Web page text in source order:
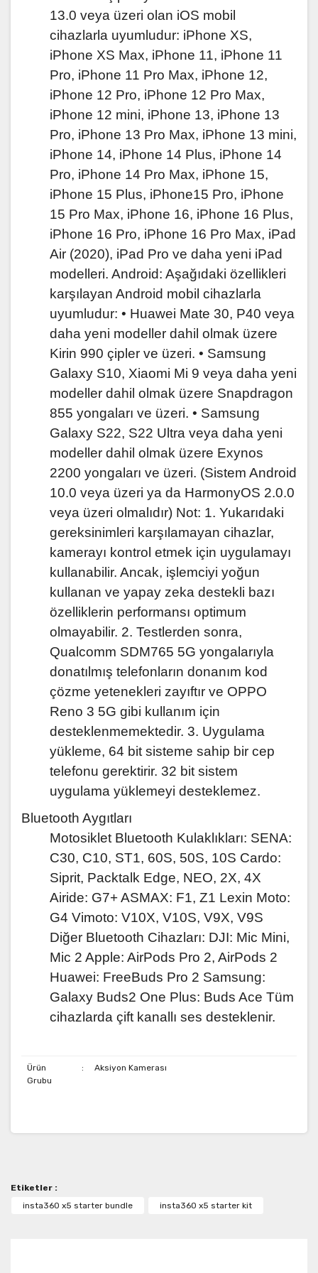
13.0 veya üzeri olan iOS mobil
cihazlarla uyumludur: iPhone XS,
iPhone XS Max, iPhone 11, iPhone 11
Pro, iPhone 11 Pro Max, iPhone 12,
iPhone 12 Pro, iPhone 12 Pro Max,
iPhone 12 mini, iPhone 13, iPhone 13
Pro, iPhone 13 Pro Max, iPhone 13 mini,
iPhone 14, iPhone 14 Plus, iPhone 14
Pro, iPhone 14 Pro Max, iPhone 15,
iPhone 15 Plus, iPhone15 Pro, iPhone
15 Pro Max, iPhone 16, iPhone 16 Plus,
iPhone 16 Pro, iPhone 16 Pro Max, iPad
Air (2020), iPad Pro ve daha yeni iPad
modelleri. Android: Aşağıdaki özellikleri
karşılayan Android mobil cihazlarla
uyumludur: • Huawei Mate 30, P40 veya
daha yeni modeller dahil olmak üzere
Kirin 990 çipler ve üzeri. • Samsung
Galaxy S10, Xiaomi Mi 9 veya daha yeni
modeller dahil olmak üzere Snapdragon
855 yongaları ve üzeri. • Samsung
Galaxy S22, S22 Ultra veya daha yeni
modeller dahil olmak üzere Exynos
2200 yongaları ve üzeri. (Sistem Android
10.0 veya üzeri ya da HarmonyOS 2.0.0
veya üzeri olmalıdır) Not: 1. Yukarıdaki
gereksinimleri karşılamayan cihazlar,
kamerayı kontrol etmek için uygulamayı
kullanabilir. Ancak, işlemciyi yoğun
kullanan ve yapay zeka destekli bazı
özelliklerin performansı optimum
olmayabilir. 2. Testlerden sonra,
Qualcomm SDM765 5G yongalarıyla
donatılmış telefonların donanım kod
çözme yetenekleri zayıftır ve OPPO
Reno 3 5G gibi kullanım için
desteklenmemektedir. 3. Uygulama
yükleme, 64 bit sisteme sahip bir cep
telefonu gerektirir. 32 bit sistem
uygulama yüklemeyi desteklemez.
Bluetooth Aygıtları
Motosiklet Bluetooth Kulaklıkları: SENA:
C30, C10, ST1, 60S, 50S, 10S Cardo:
Siprit, Packtalk Edge, NEO, 2X, 4X
Airide: G7+ ASMAX: ​​F1, Z1 Lexin Moto:
G4 Vimoto: V10X, V10S, V9X, V9S
Diğer Bluetooth Cihazları: DJI: Mic Mini,
Mic 2 Apple: AirPods Pro 2, AirPods 2
Huawei: FreeBuds Pro 2 Samsung:
Galaxy Buds2 One Plus: Buds Ace Tüm
cihazlarda çift kanallı ses desteklenir.
Ürün
Grubu
: Aksiyon Kamerası
Ürün resmi kalitesiz, bozuk veya görüntülenemiyor.
Etiketler :
insta360 x5 starter bundle
insta360 x5 starter kit